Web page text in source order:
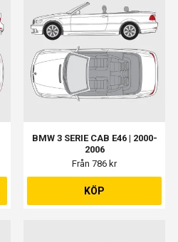
BMW 3 SERIE CAB E46 | 2000-
2006
Från 786 kr
KÖP